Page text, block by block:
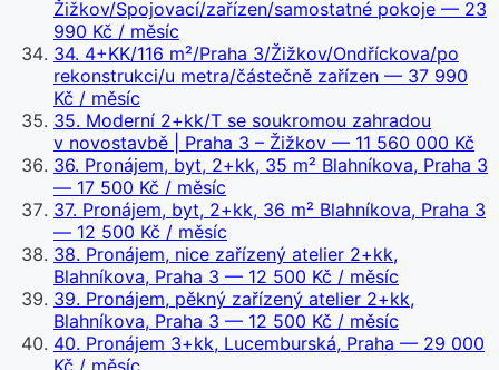
Žižkov/Spojovací/zařízen/samostatné pokoje — 23
990 Kč / měsíc
34. 4+KK/116 m²/Praha 3/Žižkov/Ondříckova/po
rekonstrukci/u metra/částečně zařízen — 37 990
Kč / měsíc
35. Moderní 2+kk/T se soukromou zahradou
v novostavbě | Praha 3 – Žižkov — 11 560 000 Kč
36. Pronájem, byt, 2+kk, 35 m² Blahníkova, Praha 3
— 17 500 Kč / měsíc
37. Pronájem, byt, 2+kk, 36 m² Blahníkova, Praha 3
— 12 500 Kč / měsíc
38. Pronájem, nice zařízený atelier 2+kk,
Blahníkova, Praha 3 — 12 500 Kč / měsíc
39. Pronájem, pěkný zařízený atelier 2+kk,
Blahníkova, Praha 3 — 12 500 Kč / měsíc
40. Pronájem 3+kk, Lucemburská, Praha — 29 000